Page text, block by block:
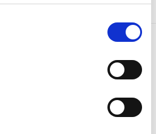
detalhes da